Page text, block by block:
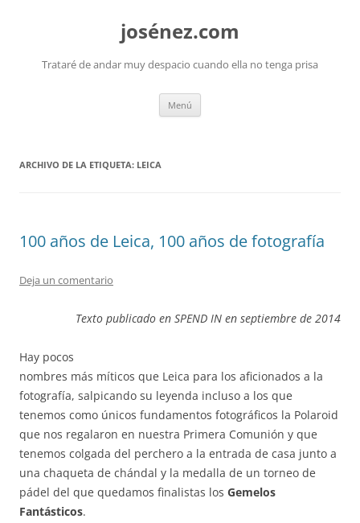
josénez.com
Trataré de andar muy despacio cuando ella no tenga prisa
Menú
ARCHIVO DE LA ETIQUETA: LEICA
100 años de Leica, 100 años de fotografía
Deja un comentario
Texto publicado en SPEND IN en septiembre de 2014
Hay pocos
nombres más míticos que Leica para los aficionados a la
fotografía, salpicando su leyenda incluso a los que
tenemos como únicos fundamentos fotográficos la Polaroid
que nos regalaron en nuestra Primera Comunión y que
tenemos colgada del perchero a la entrada de casa junto a
una chaqueta de chándal y la medalla de un torneo de
pádel del que quedamos finalistas los Gemelos
Fantásticos.